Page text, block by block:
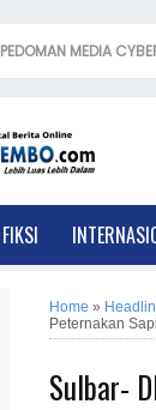
PEDOMAN MEDIA
FIKSI
Home »
Peternakan Sapi
Sulbar-